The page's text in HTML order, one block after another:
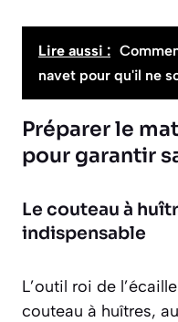
Lire aussi :
navet pour qu'il ne
Préparer le
pour garantir
Le couteau à
indispensable
L’outil roi de
couteau à huîtres,